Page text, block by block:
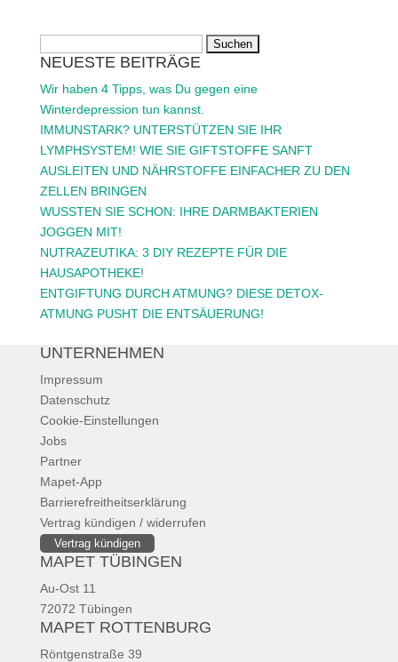
nach:
NEUESTE BEITRÄGE
Wir haben 4 Tipps, was Du gegen eine
Winterdepression tun kannst.
IMMUNSTARK? UNTERSTÜTZEN SIE IHR
LYMPHSYSTEM! WIE SIE GIFTSTOFFE SANFT
AUSLEITEN UND NÄHRSTOFFE EINFACHER ZU DEN
ZELLEN BRINGEN
WUSSTEN SIE SCHON: IHRE DARMBAKTERIEN
JOGGEN MIT!
NUTRAZEUTIKA: 3 DIY REZEPTE FÜR DIE
HAUSAPOTHEKE!
ENTGIFTUNG DURCH ATMUNG? DIESE DETOX-
ATMUNG PUSHT DIE ENTSÄUERUNG!
UNTERNEHMEN
Impressum
Datenschutz
Cookie-Einstellungen
Jobs
Partner
Mapet-App
Barrierefreitheitserklärung
Vertrag kündigen / widerrufen
Vertrag kündigen
MAPET TÜBINGEN
Au-Ost 11
72072 Tübingen
MAPET ROTTENBURG
Röntgenstraße 39